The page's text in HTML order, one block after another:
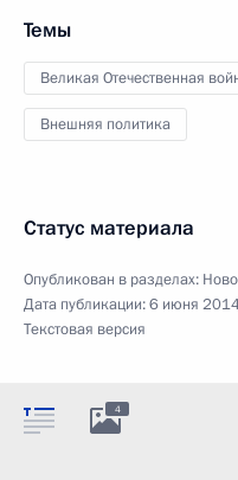
Темы
Великая Отечественная
Внешняя политика
Статус материала
Опубликован в разделах:
Дата публикации:6 июня
Текстовая версия
4